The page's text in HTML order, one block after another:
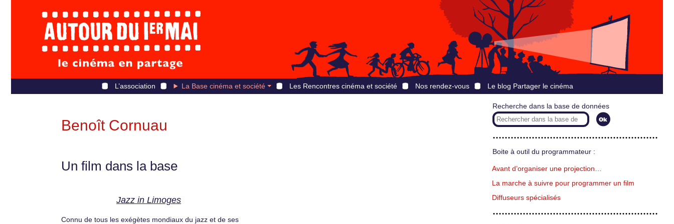
L’association La Base cinéma et société Les Rencontres cinéma et société Nos rendez-vous Le blog Partager le cinéma
Benoît Cornuau
Un film dans la base
Jazz in Limoges
Connu de tous les exégètes mondiaux du jazz et de ses
Recherche dans la base de données
Boite à outil du programmateur :
Avant d’organiser une projection…
La marche à suivre pour programmer un film
Diffuseurs spécialisés